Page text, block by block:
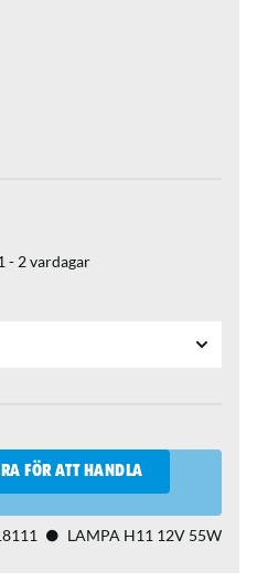
- 2 vardagar
FÖR ATT HANDLA
LAMPA H11 12V 55W